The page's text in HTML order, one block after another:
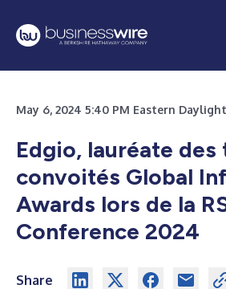
May 6, 2024 5:40 PM Eastern
Edgio, lauréate des
convoités Global
Awards lors de la
Conference 2024
Share